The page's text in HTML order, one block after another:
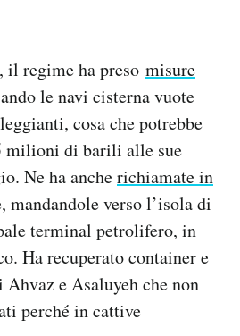
il regime ha preso misure
le navi cisterna vuote
cosa che potrebbe
milioni di barili alle sue
Ne ha ancherichiamate in
mandandole verso l’isola di
terminal petrolifero, in
Ha recuperato container e
e Asaluyeh che non
perché in cattive